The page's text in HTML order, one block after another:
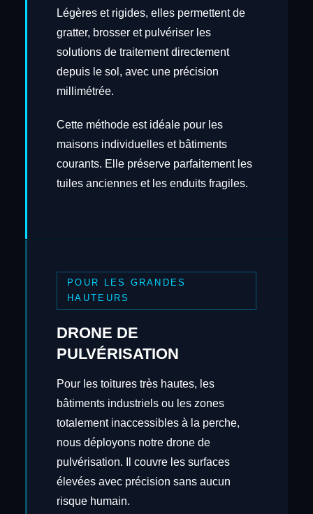
Légères et rigides, elles permettent de
gratter, brosser et pulvériser les
solutions de traitement directement
depuis le sol, avec une précision
millimétrée.
Cette méthode est idéale pour les
maisons individuelles et bâtiments
courants. Elle préserve parfaitement les
tuiles anciennes et les enduits fragiles.
POUR LES GRANDES
HAUTEURS
DRONE DE
PULVÉRISATION
Pour les toitures très hautes, les
bâtiments industriels ou les zones
totalement inaccessibles à la perche,
nous déployons notre drone de
pulvérisation. Il couvre les surfaces
élevées avec précision sans aucun
risque humain.